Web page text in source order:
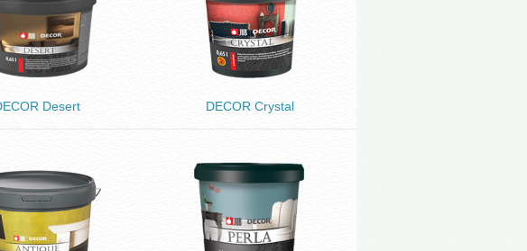
Desert DECOR Crystal